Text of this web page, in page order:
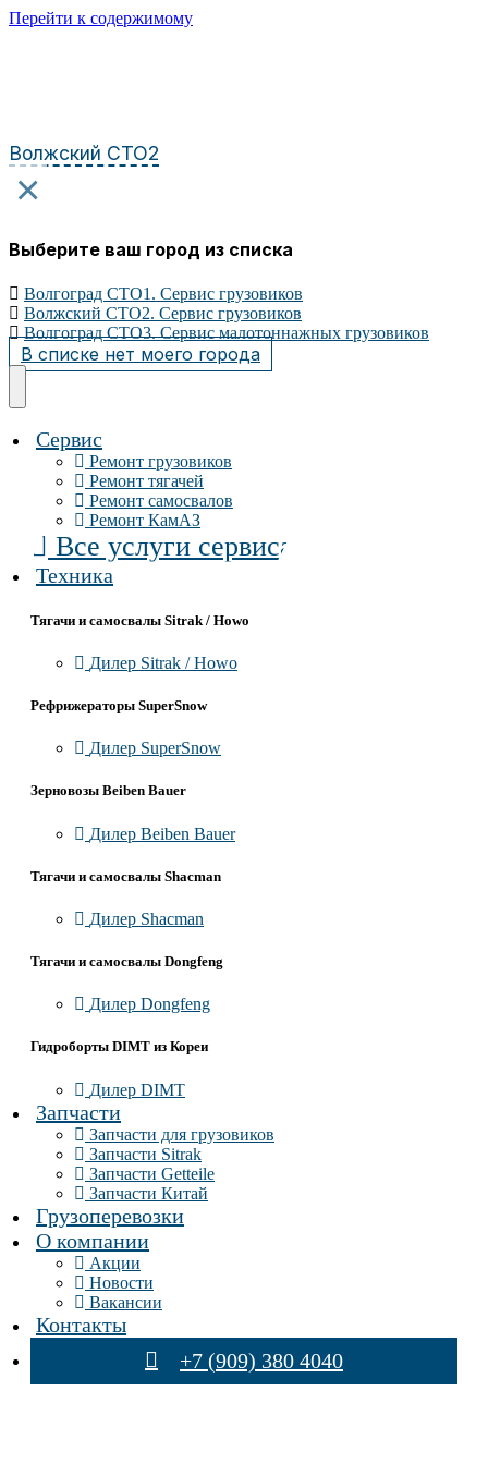
Перейти к содержимому
Волжский СТО2
×
Выберите ваш город из списка
Волгоград СТО1. Сервис грузовиков
Волжский СТО2. Сервис грузовиков
Волгоград СТО3. Сервис малотоннажных грузовиков
В списке нет моего города
Сервис
Ремонт грузовиков
Ремонт тягачей
Ремонт самосвалов
Ремонт КамАЗ
Все услуги сервиса
Техника
Тягачи и самосвалы Sitrak / Howo
Дилер Sitrak / Howo
Рефрижераторы SuperSnow
Дилер SuperSnow
Зерновозы Beiben Bauer
Дилер Beiben Bauer
Тягачи и самосвалы Shacman
Дилер Shacman
Тягачи и самосвалы Dongfeng
Дилер Dongfeng
Гидроборты DIMT из Кореи
Дилер DIMT
Запчасти
Запчасти для грузовиков
Запчасти Sitrak
Запчасти Getteile
Запчасти Китай
Грузоперевозки
О компании
Акции
Новости
Вакансии
Контакты
+7 (909) 380 4040